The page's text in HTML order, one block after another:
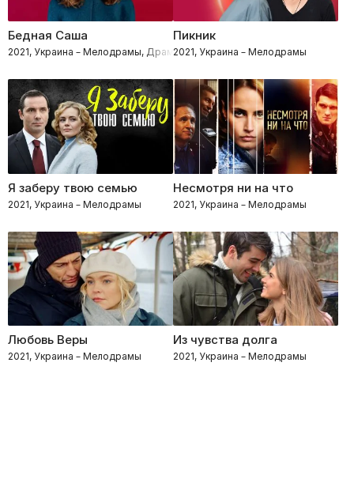
Бедная Саша
2021, Украина – Мелодрамы, Драмы
Пикник
2021, Украина – Мелодрамы
Я заберу твою семью
2021, Украина – Мелодрамы
Несмотря ни на что
2021, Украина – Мелодрамы
Любовь Веры
2021, Украина – Мелодрамы
Из чувства долга
2021, Украина – Мелодрамы